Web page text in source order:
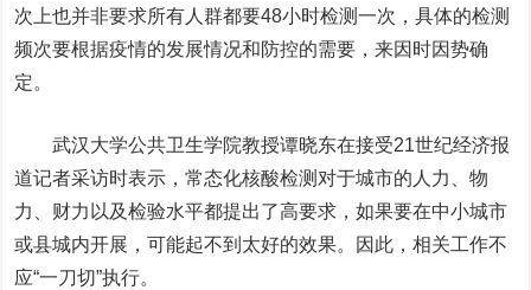
次上也并非要求所有人群都要48小时检测一次，具体的检测
频次要根据疫情的发展情况和防控的需要，来因时因势确
定。
武汉大学公共卫生学院教授谭晓东在接受21世纪经济报
道记者采访时表示，常态化核酸检测对于城市的人力、物
力、财力以及检验水平都提出了高要求，如果要在中小城市
或县城内开展，可能起不到太好的效果。因此，相关工作不
应“一刀切”执行。